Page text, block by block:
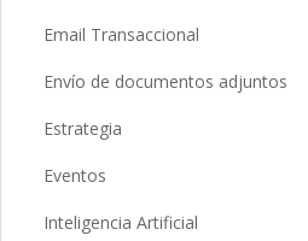
Email Transaccional
Envío de documentos adjuntos
Estrategia
Eventos
Inteligencia Artificial